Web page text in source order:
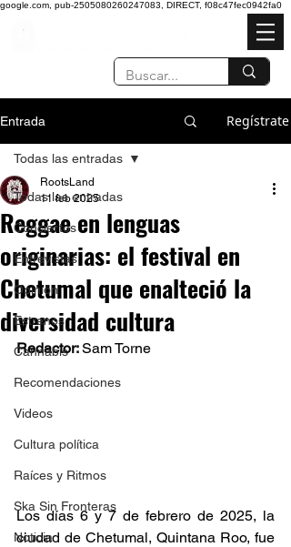
google.com, pub-2505080260247083, DIRECT, f08c47fec0942fa0
Entrada Regístrate
Todas las entradas
Conciertos
Entrevistas
Opinión
Estrenos
Cannabis
Recomendaciones
Videos
Cultura política
Raíces y Ritmos
Ska Sin Fronteras
Noticia
Todas las entradas
Reggae en lenguas
originarias: el festival en
Chetumal que enalteció la
diversidad cultura
RootsLand
11 feb 2025
Redactor: Sam Torne
Los días 6 y 7 de febrero de 2025, la
ciudad de Chetumal, Quintana Roo, fue